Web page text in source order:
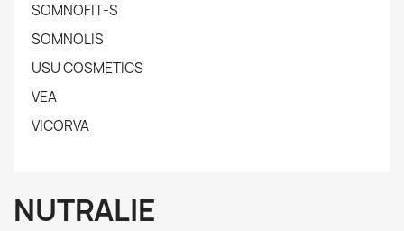
SOMNOFIT-S
SOMNOLIS
USU COSMETICS
VEA
VICORVA
NUTRALIE